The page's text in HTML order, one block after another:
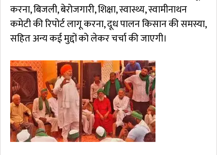
करना, बिजली, बेरोजगारी, शिक्षा, स्वास्थ्य, स्वामीनाथन
कमेटी की रिपोर्ट लागू करना, दूध पालन किसान की समस्या,
सहित अन्य कई मुद्दों को लेकर चर्चा की जाएगी।